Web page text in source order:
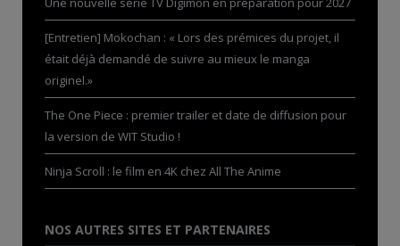
[Entretien] Mokochan : « Lors des prémices du projet, il
était déjà demandé de suivre au mieux le manga
originel.»
The One Piece : premier trailer et date de diffusion pour
la version de WIT Studio !
Ninja Scroll : le film en 4K chez All The Anime
NOS AUTRES SITES ET PARTENAIRES